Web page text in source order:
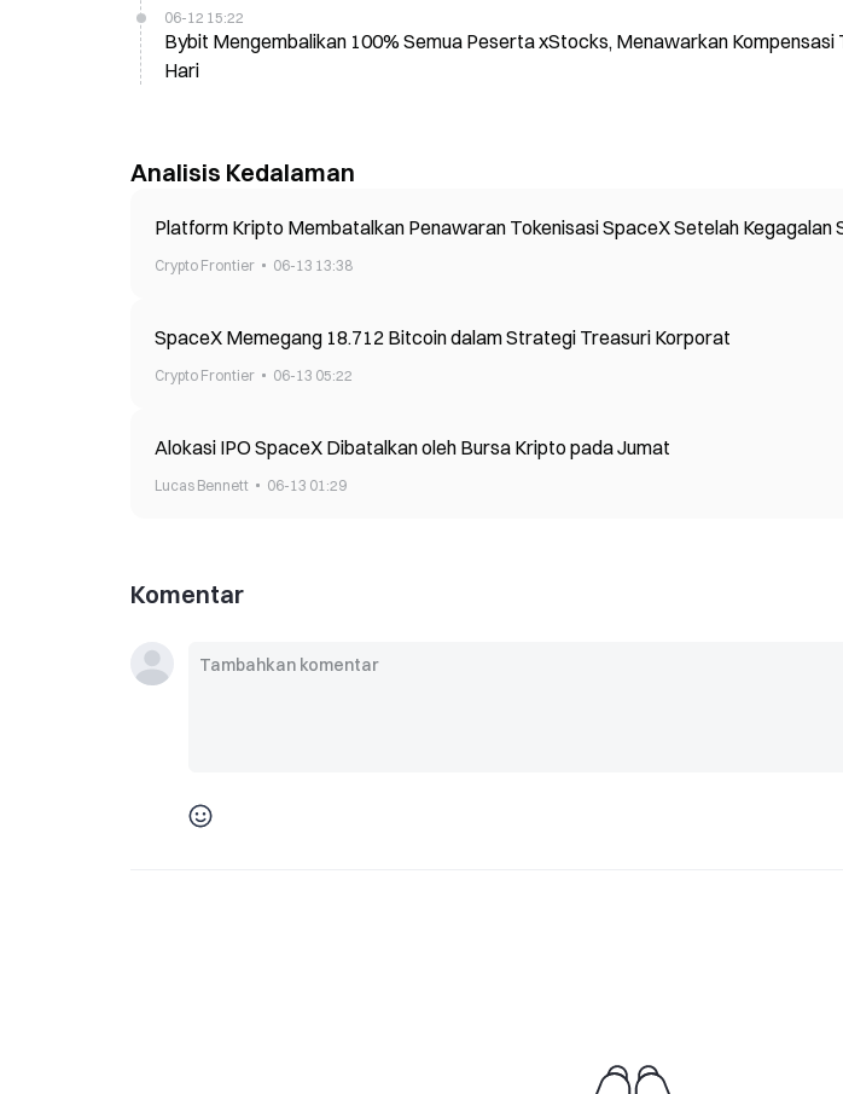
06-12 15:22
Bybit Mengembalikan 100% Semua Peserta xStocks, Menawarkan Kompensasi
Hari
Analisis Kedalaman
Platform Kripto Membatalkan Penawaran Tokenisasi SpaceX Setelah Kegagalan
Crypto Frontier 06-13 13:38
SpaceX Memegang 18.712 Bitcoin dalam Strategi Treasuri Korporat
Crypto Frontier 06-13 05:22
Alokasi IPO SpaceX Dibatalkan oleh Bursa Kripto pada Jumat
Lucas Bennett 06-13 01:29
Komentar